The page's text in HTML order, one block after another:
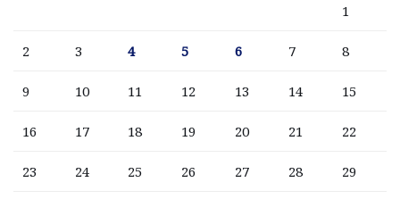
1
2 3 4 5 6 7 8
9 10 11 12 13 14 15
16 17 18 19 20 21 22
23 24 25 26 27 28 29